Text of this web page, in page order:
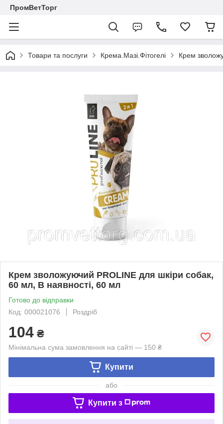
ПромВетТорг
Товари та послуги Крема.Мазі.Фітогелі Крем
Крем зволожуючий PROLINE для шкіри собак,
60 мл, В наявності, 60 мл
Готово до відправки
Код: 000021076
Роздріб
104 ₴
Мінімальна сума замовлення на сайті — 150 ₴
Купити
або
Купити з